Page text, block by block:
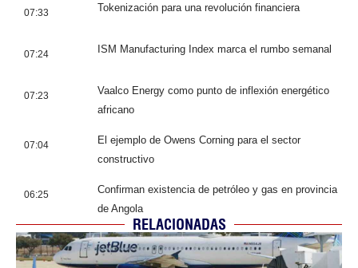
07:33 Tokenización para una revolución financiera
07:24 ISM Manufacturing Index marca el rumbo semanal
07:23
Vaalco Energy como punto de inflexión energético
africano
07:04
El ejemplo de Owens Corning para el sector
constructivo
06:25
Confirman existencia de petróleo y gas en provincia
de Angola
RELACIONADAS